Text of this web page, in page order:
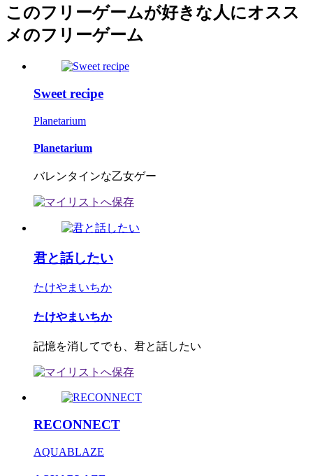
このフリーゲームが好きな人にオスス
メのフリーゲーム
Sweet recipe
Planetarium
Planetarium
バレンタインな乙女ゲー
君と話したい
たけやまいちか
たけやまいちか
記憶を消してでも、君と話したい
RECONNECT
AQUABLAZE